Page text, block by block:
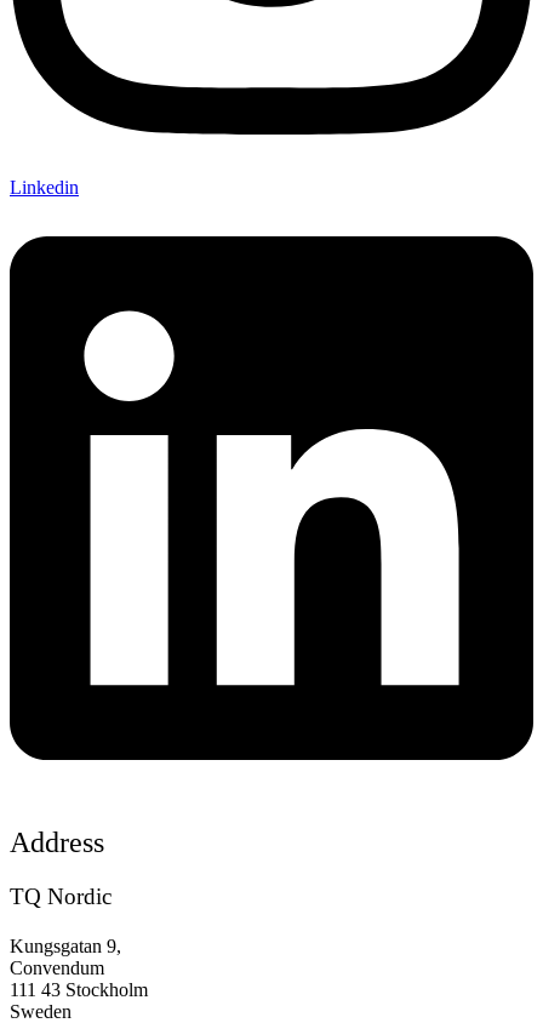
Linkedin
Address
TQ Nordic
Kungsgatan 9,
Convendum
111 43 Stockholm
Sweden